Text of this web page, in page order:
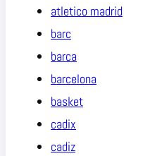
atletico madrid
barc
barca
barcelona
basket
cadix
cadiz